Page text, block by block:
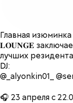
Главная
𝐋𝐎𝐔𝐍𝐆𝐄
лучших
DJ:
@_alyonkin01_
🎧 23 апреля с